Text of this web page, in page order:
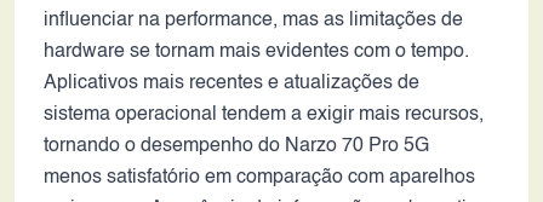
influenciar na performance, mas as limitações de
hardware se tornam mais evidentes com o tempo.
Aplicativos mais recentes e atualizações de
sistema operacional tendem a exigir mais recursos,
tornando o desempenho do Narzo 70 Pro 5G
menos satisfatório em comparação com aparelhos